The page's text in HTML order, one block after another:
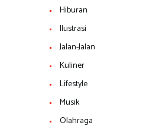
Hiburan
Ilustrasi
Jalan-Jalan
Kuliner
Lifestyle
Musik
Olahraga